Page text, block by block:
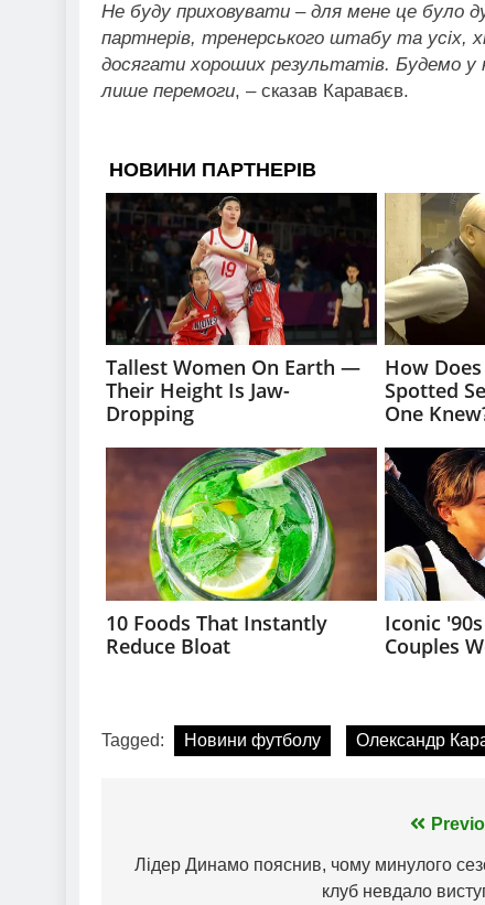
Не буду приховувати – для мене це було
партнерів, тренерського штабу та усіх,
досягати хороших результатів. Будемо
лише перемоги, – сказав Караваєв.
Tagged: Новини футболу Олександр
записів
Лідер Динамо пояснив, чому минулого
клуб невдало